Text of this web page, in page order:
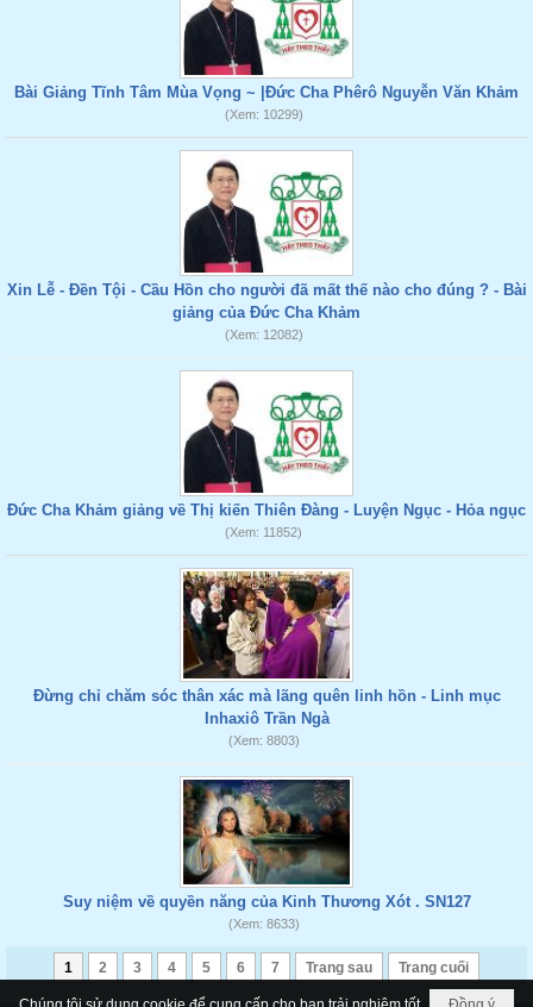
Bài Giảng Tĩnh Tâm Mùa Vọng ~ |Đức Cha Phêrô Nguyễn Văn Khảm
(Xem: 10299)
Xin Lễ - Đền Tội - Cầu Hồn cho người đã mất thế nào cho đúng ? - Bài
giảng của Đức Cha Khảm
(Xem: 12082)
Đức Cha Khảm giảng về Thị kiến Thiên Đàng - Luyện Ngục - Hỏa ngục
(Xem: 11852)
Đừng chỉ chăm sóc thân xác mà lãng quên linh hồn - Linh mục
Inhaxiô Trần Ngà
(Xem: 8803)
Suy niệm về quyền năng của Kinh Thương Xót . SN127
(Xem: 8633)
1 2 3 4 5 6 7 Trang sau Trang cuối